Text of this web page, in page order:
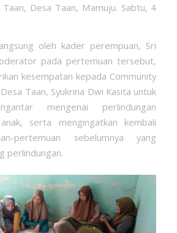
Taan, Desa Taan, Mamuju. Sabtu, 4
oleh kader perempuan, Sri
pada pertemuan tersebut,
kesempatan kepada Community
Taan, Syukrina Dwi Kasita untuk
mengenai perlindungan
serta mengingatkan kembali
pertemuan sebelumnya yang
perlindungan.